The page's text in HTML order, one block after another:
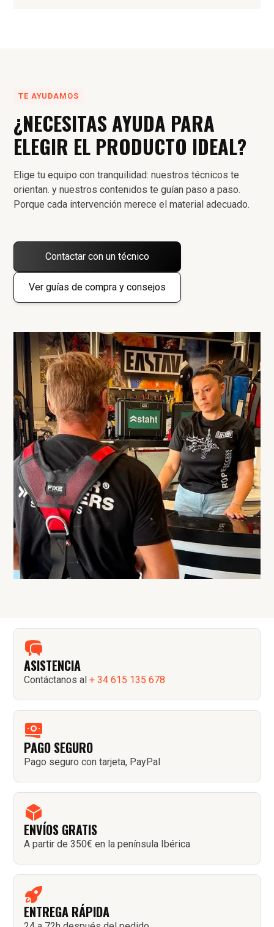
TE AYUDAMOS
¿NECESITAS AYUDA PARA
ELEGIR EL PRODUCTO IDEAL?
Elige tu equipo con tranquilidad: nuestros técnicos te
orientan. y nuestros contenidos te guían paso a paso.
Porque cada intervención merece el material adecuado.
Contactar con un técnico
Ver guías de compra y consejos
ASISTENCIA
Contáctanos al+ 34 615 135 678
PAGO SEGURO
Pago seguro con tarjeta, PayPal
ENVÍOS GRATIS
A partir de 350€ en la península Ibérica
ENTREGA RÁPIDA